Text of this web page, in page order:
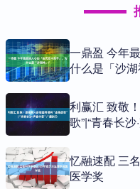
一鼎盈 今年
什么是「沙湖
利赢汇 致敬
歌”|“青春长
忆融速配 三
医学奖